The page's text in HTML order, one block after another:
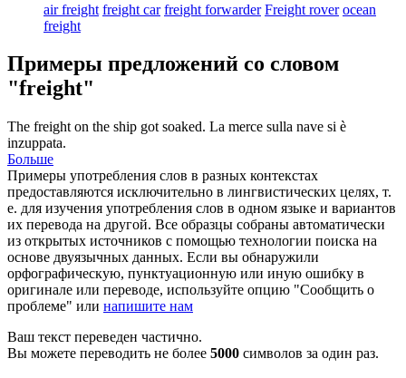
air freight freight car freight forwarder Freight rover ocean
freight
Примеры предложений со словом
"freight"
The freight on the ship got soaked. La merce sulla nave si è
inzuppata.
Больше
Примеры употребления слов в разных контекстах
предоставляются исключительно в лингвистических целях, т.
е. для изучения употребления слов в одном языке и вариантов
их перевода на другой. Все образцы собраны автоматически
из открытых источников с помощью технологии поиска на
основе двуязычных данных. Если вы обнаружили
орфографическую, пунктуационную или иную ошибку в
оригинале или переводе, используйте опцию "Сообщить о
проблеме" или напишите нам
Ваш текст переведен частично.
Вы можете переводить не более 5000 символов за один раз.